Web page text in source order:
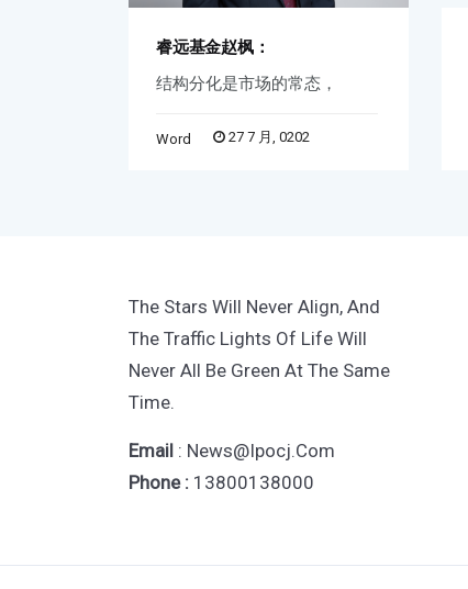
睿远基金赵枫：
结构分化是市场的常态，
Word 27 7 月, 0202
The Stars Will Never Align, And
The Traffic Lights Of Life Will
Never All Be Green At The Same
Time.
Email : News@ipocj.com
Phone : 13800138000